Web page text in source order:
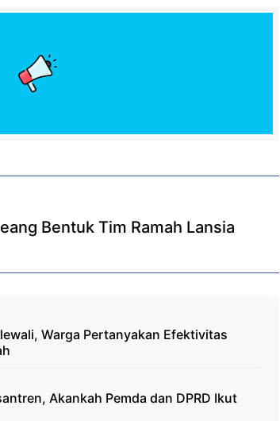
Bentuk Tim Ramah Lansia
Warga Pertanyakan Efektivitas
Akankah Pemda dan DPRD Ikut